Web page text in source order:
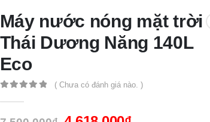
Máy nước nóng mặt trời
Thái Dương Năng 140L
Eco
( Chưa có đánh giá nào. )